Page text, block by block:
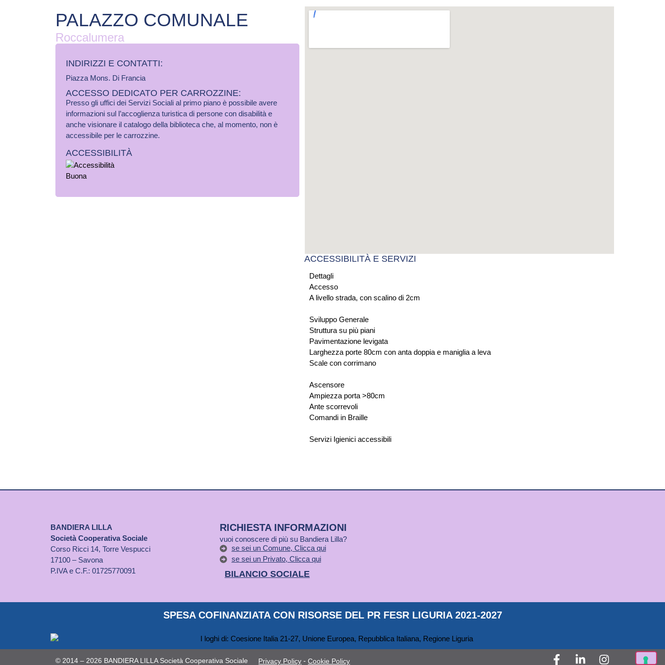
PALAZZO COMUNALE
Roccalumera
INDIRIZZI E CONTATTI:​
Piazza Mons. Di Francia
ACCESSO DEDICATO PER CARROZZINE:
Presso gli uffici dei Servizi Sociali al primo piano è possibile avere
informazioni sul l’accoglienza turistica di persone con disabilità e
anche visionare il catalogo della biblioteca che, al momento, non è
accessibile per le carrozzine.
ACCESSIBILITÀ
ACCESSIBILITÀ E SERVIZI
Dettagli
Accesso
A livello strada, con scalino di 2cm
Sviluppo Generale
Struttura su più piani
Pavimentazione levigata
Larghezza porte 80cm con anta doppia e maniglia a leva
Scale con corrimano
Ascensore
Ampiezza porta >80cm
Ante scorrevoli
Comandi in Braille
Servizi Igienici accessibili
BANDIERA LILLA
Società Cooperativa Sociale
Corso Ricci 14, Torre Vespucci
17100 – Savona
P.IVA e C.F.: 01725770091
RICHIESTA INFORMAZIONI
vuoi conoscere di più su Bandiera Lilla?
se sei un Comune, Clicca qui
se sei un Privato, Clicca qui
BILANCIO SOCIALE
SPESA COFINANZIATA CON RISORSE DEL PR FESR LIGURIA 2021-2027
© 2014 – 2026 BANDIERA LILLA Società Cooperativa Sociale Privacy Policy -Cookie Policy